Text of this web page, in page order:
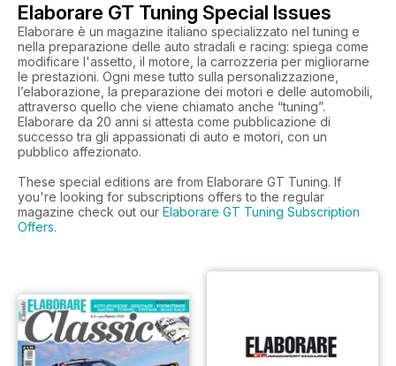
Elaborare GT Tuning Special Issues
Elaborare è un magazine italiano specializzato nel tuning e
nella preparazione delle auto stradali e racing: spiega come
modificare l'assetto, il motore, la carrozzeria per migliorarne
le prestazioni. Ogni mese tutto sulla personalizzazione,
l’elaborazione, la preparazione dei motori e delle automobili,
attraverso quello che viene chiamato anche “tuning”.
Elaborare da 20 anni si attesta come pubblicazione di
successo tra gli appassionati di auto e motori, con un
pubblico affezionato.
These special editions are from Elaborare GT Tuning. If
you're looking for subscriptions offers to the regular
magazine check out our Elaborare GT Tuning Subscription
Offers.